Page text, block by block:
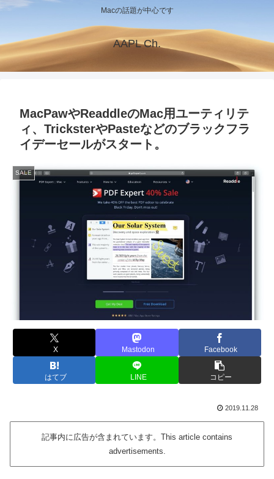
Macの話題が中心です
AAPL Ch.
MacPawやReaddleのMac用ユーティリテ
ィ、TricksterやPasteなどのブラックフラ
イデーセールがスタート。
SALE
X Mastodon Facebook
はてブ LINE コピー
2019.11.28
記事内に広告が含まれています。This article contains
advertisements.